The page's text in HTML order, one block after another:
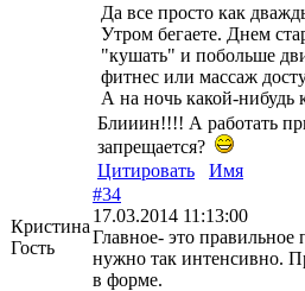
Да все просто как
Утром бегаете. Днем
"кушать" и побольше
фитнес или массаж
А на ночь какой-
Блииин!!!! А работать
запрещается?
Цитировать
Имя
Кристина
Гость
#34
17.03.2014 11:13:00
Главное- это правильное
нужно так интенсивно.
в форме.